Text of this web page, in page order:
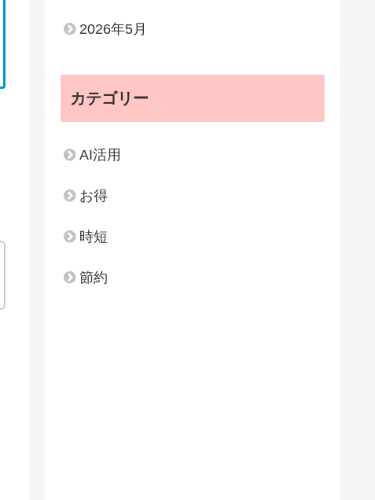
2026年5月
カテゴリー
AI活用
お得
時短
節約